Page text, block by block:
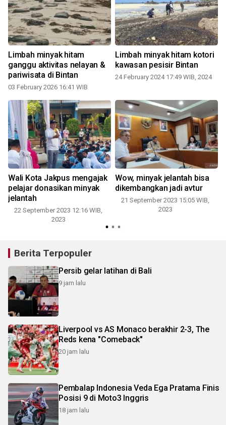
Limbah minyak hitam
ganggu aktivitas nelayan &
pariwisata di Bintan
03 February 2026 16:41 WIB
Limbah minyak hitam kotori
kawasan pesisir Bintan
24 February 2024 17:49 WIB, 2024
Wali Kota Jakpus mengajak
pelajar donasikan minyak
jelantah
22 September 2023 12:16 WIB,
2023
Wow, minyak jelantah bisa
dikembangkan jadi avtur
21 September 2023 15:05 WIB,
2023
Berita Terpopuler
Persib gelar latihan di Bali
9 jam lalu
Liverpool vs AS Monaco berakhir 2-3, The
Reds kena "Comeback"
20 jam lalu
Pembalap Indonesia Veda Ega Pratama Finis
Posisi 9 di Moto3 Inggris
18 jam lalu